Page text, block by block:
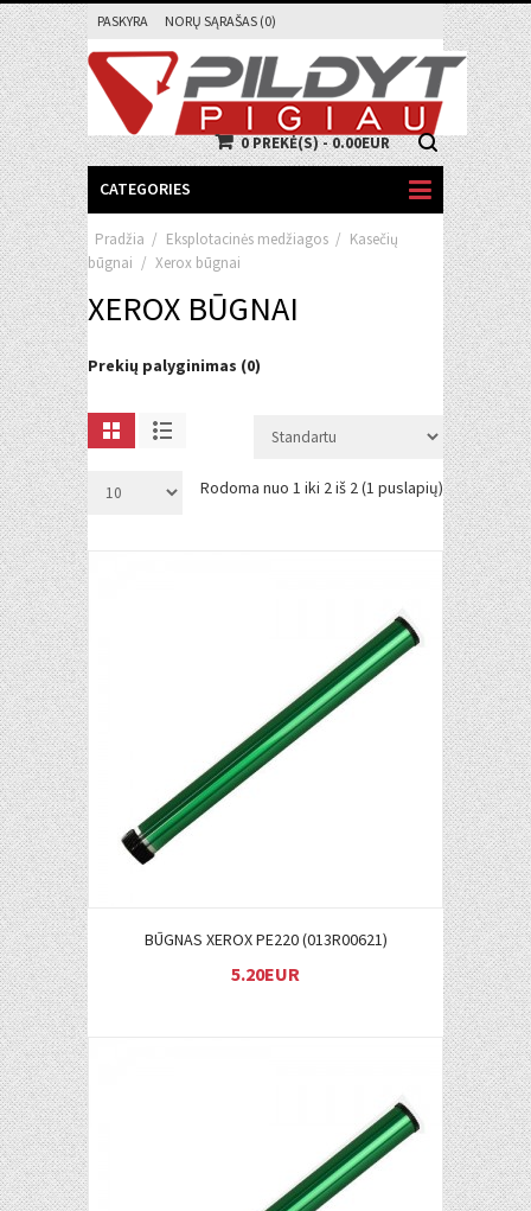
PASKYRA NORŲ SĄRAŠAS (0)
0 PREKĖ(S) - 0.00EUR
CATEGORIES
Pradžia / Eksplotacinės medžiagos / Kasečių
būgnai / Xerox būgnai
XEROX BŪGNAI
Prekių palyginimas (0)
Rodoma nuo 1 iki 2 iš 2 (1 puslapių)
Į KREPŠELĮ
BŪGNAS XEROX PE220 (013R00621)
5.20EUR
Į KREPŠELĮ